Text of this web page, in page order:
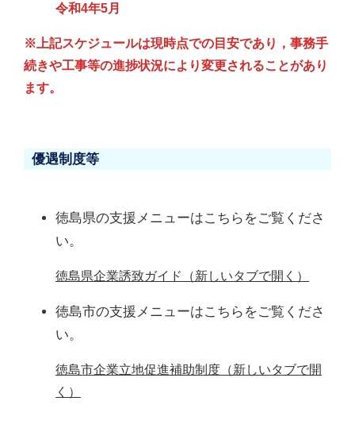
令和4年5月
※ 上記スケジュールは現時点での目安であり，事務手
続きや工事等の進捗状況により変更されることがあり
ます。
優遇制度等
徳島県の支援メニューはこちらをご覧くださ
い。
徳島県企業誘致ガイド（新しいタブで開く）
徳島市の支援メニューはこちらをご覧くださ
い。
徳島市企業立地促進補助制度（新しいタブで開
く）